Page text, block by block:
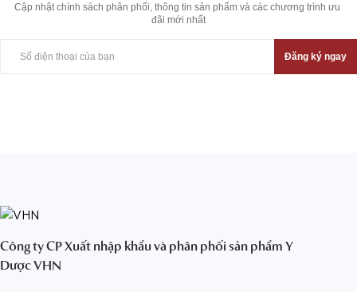
Cập nhật chính sách phân phối, thông tin sản phẩm và các chương trình ưu
đãi mới nhất
Đăng ký ngay
Công ty CP Xuất nhập khẩu và phân phối sản phẩm Y
Dược VHN